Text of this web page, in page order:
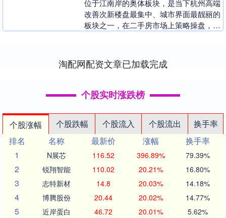
位于江南岸的奥体板块，是当下杭州高端
改善次新楼盘最集中、城市界面最靓丽的
板块之一，在二手房市场上策略操盘，也
淘配网配资文章已加载完成
个股实时涨跌榜
个股涨幅 个股跌幅 个股流入 个股流出
换手率
排名
名称 最新价 涨幅
换手率
1
N展芯 116.52 396.89% 79.39%
2 锐翔智能 110.02 20.21% 16.80%
3 志特新材 14.8 20.03% 14.18%
4 博腾股份 20.44 20.02% 14.77%
5 近岸蛋白 46.72 20.01% 5.62%